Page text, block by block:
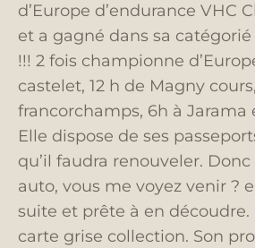
d’Europe d’endurance VHC
et a gagné dans sa catégorié
!!! 2 fois championne
castelet, 12 h de Magny
francorchamps, 6h à Jarama
Elle dispose de ses
qu’il faudra renouveler.
auto, vous me voyez venir ?
suite et prête à en découdre.
carte grise collection. Son